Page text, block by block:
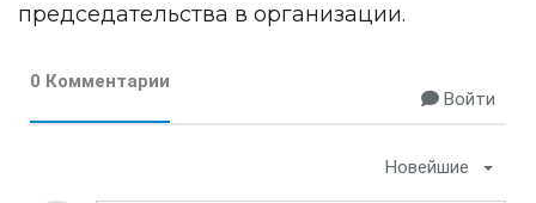
председательства в организации.
0 Комментарии
Войти
Новейшие